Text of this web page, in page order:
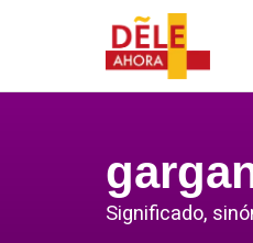
Significado,